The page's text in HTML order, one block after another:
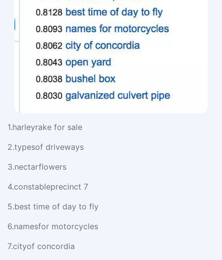
1.harleyrake for sale
2.typesof driveways
3.nectarflowers
4.constableprecinct 7
5.best time of day to fly
6.namesfor motorcycles
7.cityof concordia